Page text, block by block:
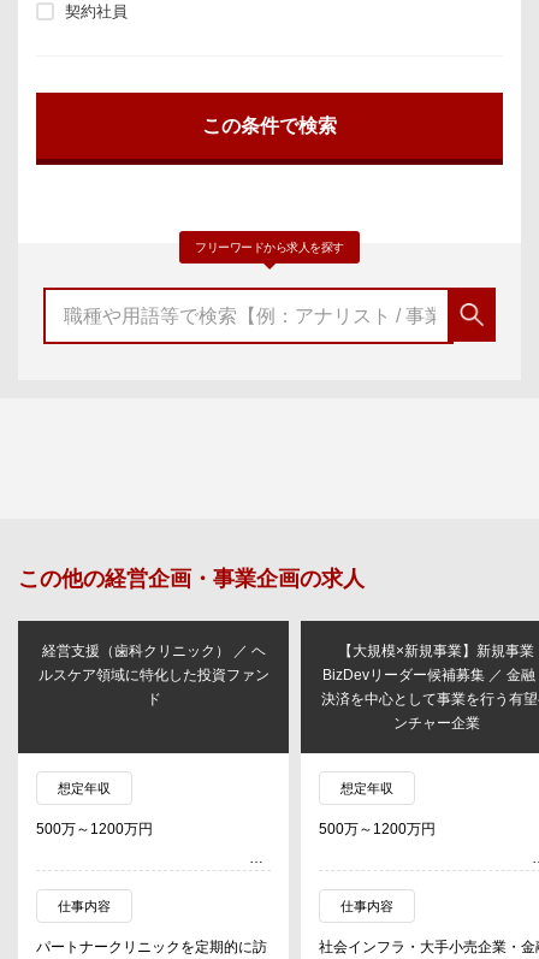
契約社員
フリーワードから求人を探す
この他の経営企画・事業企画の求人
経営支援（歯科クリニック） ／ ヘ
ルスケア領域に特化した投資ファン
ド
想定年収
500万～1200万円
仕事内容
パートナークリニックを定期的に訪
【大規模×新規事業】新規事業
BizDevリーダー候補募集 ／ 金融
決済を中心として事業を行う有
ンチャー企業
想定年収
500万～1200万円
仕事内容
社会インフラ・大手小売企業・金